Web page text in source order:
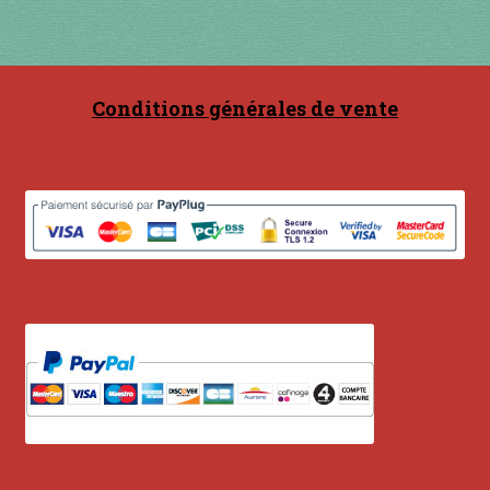
en acier
en bambou
en bronze
en laiton
en plastique
Conditions générales de vente